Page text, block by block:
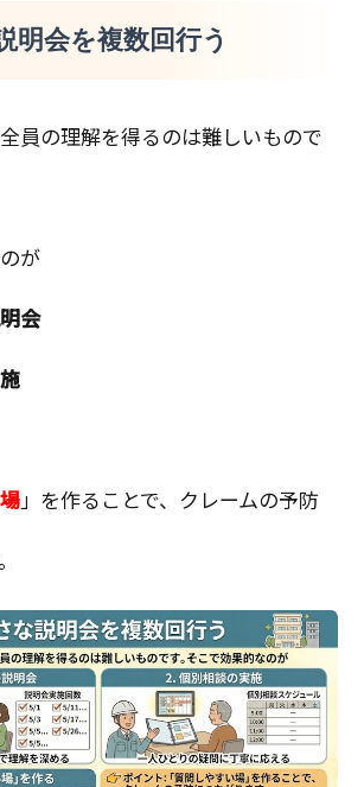
会を複数回行う
員の理解を得るのは難しいもので
が
会
」を作ることで、クレームの予防